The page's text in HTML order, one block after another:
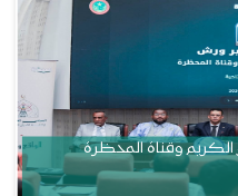
الكريم وقناة المحظرة